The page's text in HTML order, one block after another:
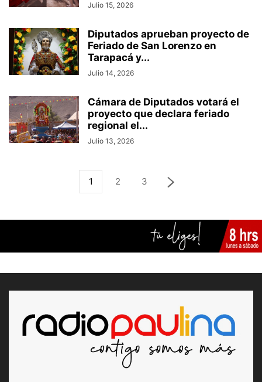
Julio 15, 2026
Diputados aprueban proyecto de
Feriado de San Lorenzo en
Tarapacá y...
Julio 14, 2026
Cámara de Diputados votará el
proyecto que declara feriado
regional el...
Julio 13, 2026
1 2 3